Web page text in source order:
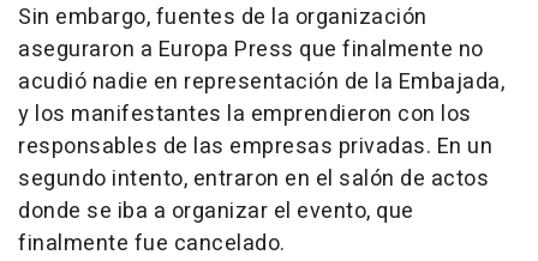
Sin embargo, fuentes de la organización
aseguraron a Europa Press que finalmente no
acudió nadie en representación de la Embajada,
y los manifestantes la emprendieron con los
responsables de las empresas privadas. En un
segundo intento, entraron en el salón de actos
donde se iba a organizar el evento, que
finalmente fue cancelado.